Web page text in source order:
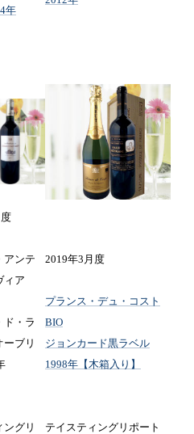
年
アンテ
ィア
ド・ラ
ーブリ
ングリ
2019年3月度
プランス・デュ・コスト
BIO
ジョンカード黒ラベル
1998年【木箱入り】
テイスティングリポート